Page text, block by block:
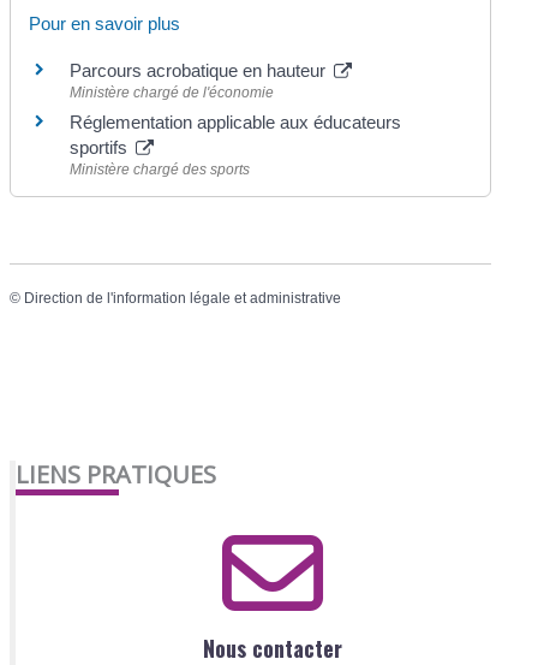
Pour en savoir plus
Parcours acrobatique en hauteur
Ministère chargé de l'économie
Réglementation applicable aux éducateurs
sportifs
Ministère chargé des sports
© Direction de l'information légale et administrative
LIENS PRATIQUES
Nous contacter